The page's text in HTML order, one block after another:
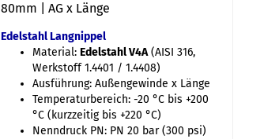
80mm | AG x Länge
Edelstahl Langnippel
Material:Edelstahl V4A(AISI 316,
Werkstoff 1.4401 / 1.4408)
Ausführung: Außengewinde x Länge
Temperaturbereich: -20 °C bis +200
°C (kurzzeitig bis +220 °C)
Nenndruck PN: PN 20 bar (300 psi)